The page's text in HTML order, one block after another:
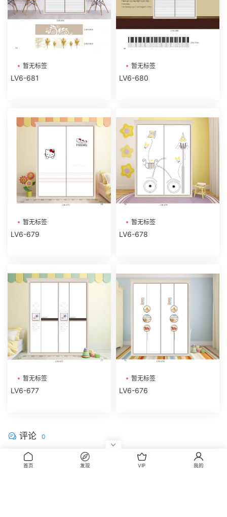
暂无标签
LV6-681
暂无标签
LV6-680
暂无标签
LV6-679
暂无标签
LV6-678
暂无标签
LV6-677
暂无标签
LV6-676
评论 0
首页 发现 VIP 我的